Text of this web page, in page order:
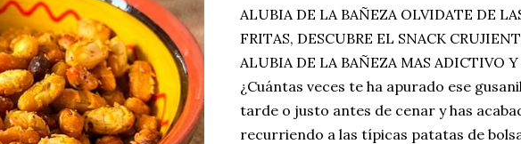
ALUBIA DE LA BAÑEZA OLVIDATE DE
FRITAS, DESCUBRE EL SNACK
ALUBIA DE LA BAÑEZA MAS ADICTIVO
¿Cuántas veces te ha apurado ese
tarde o justo antes de cenar y has
recurriendo a las típicas patatas de